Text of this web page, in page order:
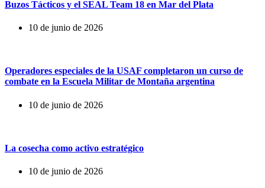
Buzos Tácticos y el SEAL Team 18 en Mar del Plata
10 de junio de 2026
Operadores especiales de la USAF completaron un curso de
combate en la Escuela Militar de Montaña argentina
10 de junio de 2026
La cosecha como activo estratégico
10 de junio de 2026